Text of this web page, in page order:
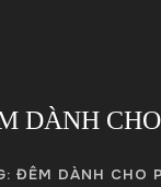
DÀNH
ĐÊM DÀNH